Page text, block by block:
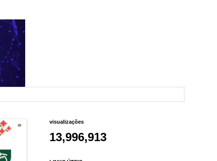
visualizações
13,996,913